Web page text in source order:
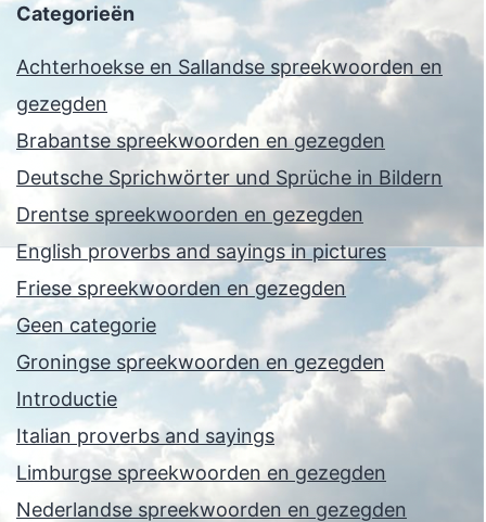
Categorieën
Achterhoekse en Sallandse spreekwoorden en
gezegden
Brabantse spreekwoorden en gezegden
Deutsche Sprichwörter und Sprüche in Bildern
Drentse spreekwoorden en gezegden
English proverbs and sayings in pictures
Friese spreekwoorden en gezegden
Geen categorie
Groningse spreekwoorden en gezegden
Introductie
Italian proverbs and sayings
Limburgse spreekwoorden en gezegden
Nederlandse spreekwoorden en gezegden